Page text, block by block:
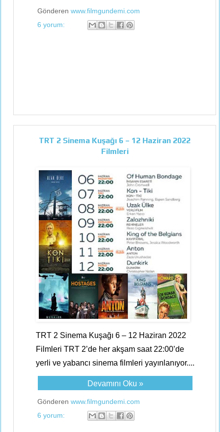
Gönderen www.filmgundemi.com
6 yorum:
TRT 2 Sinema Kuşağı 6 – 12 Haziran 2022
Filmleri
TRT 2 Sinema Kuşağı 6 – 12 Haziran 2022
Filmleri TRT 2’de her akşam saat 22:00’de
yerli ve yabancı sinema filmleri yayınlanıyor....
Devamını Oku »
Gönderen www.filmgundemi.com
6 yorum: